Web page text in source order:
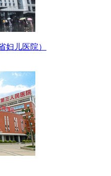
妇儿医院）